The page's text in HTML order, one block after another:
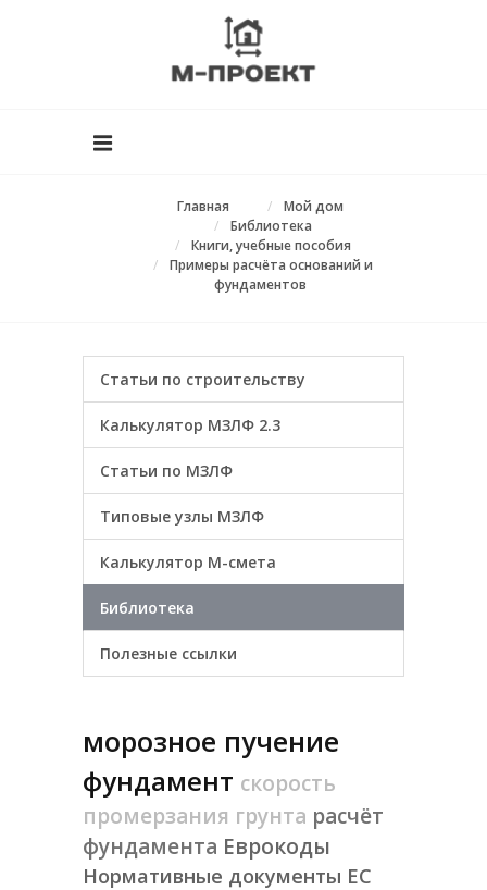
Главная
Мой дом
Библиотека
Книги, учебные пособия
Примеры расчёта оснований и
фундаментов
Статьи по строительству
Калькулятор МЗЛФ 2.3
Статьи по МЗЛФ
Типовые узлы МЗЛФ
Калькулятор М-смета
Библиотека
Полезные ссылки
морозное пучение
фундамент скорость
промерзания грунта расчёт
фундамента Еврокоды
Нормативные документы ЕС